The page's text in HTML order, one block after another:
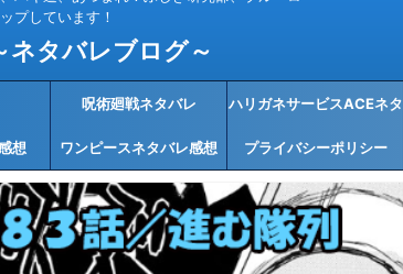
プしています！
ネタバレブログ～
呪術廻戦ネタバレ ハリガネサービスACEネタ
バレ感想
想 ワンピースネタバレ感想 プライバシーポリシー